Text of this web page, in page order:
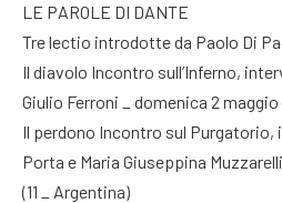
LE PAROLE DI DANTE
Tre lectio introdotte da Paolo Di
Il diavolo Incontro sull’Inferno,
Giulio Ferroni _ domenica 2 maggio
Il perdono Incontro sul
Porta e Maria Giuseppina
(11 _ Argentina)